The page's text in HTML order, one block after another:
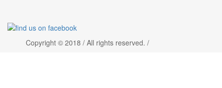
Copyright © 2018 / All rights reserved. /